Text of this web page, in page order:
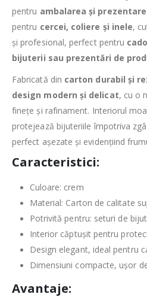
pentru ambalarea și
pentru cercei, coliere și inele,
și profesional, perfect pentru
bijuterii sau prezentări de
Fabricată din carton durabil și
design modern și delicat, cu o
finețe și rafinament. Interiorul
protejează bijuteriile împotriva
perfect așezate și evidențiind
Caracteristici:
Culoare: crem
Material: Carton de calitate
Potrivită pentru: seturi de
Interior căptușit pentru
Design elegant, ideal pentru
Dimensiuni compacte, ușor
Avantaje: